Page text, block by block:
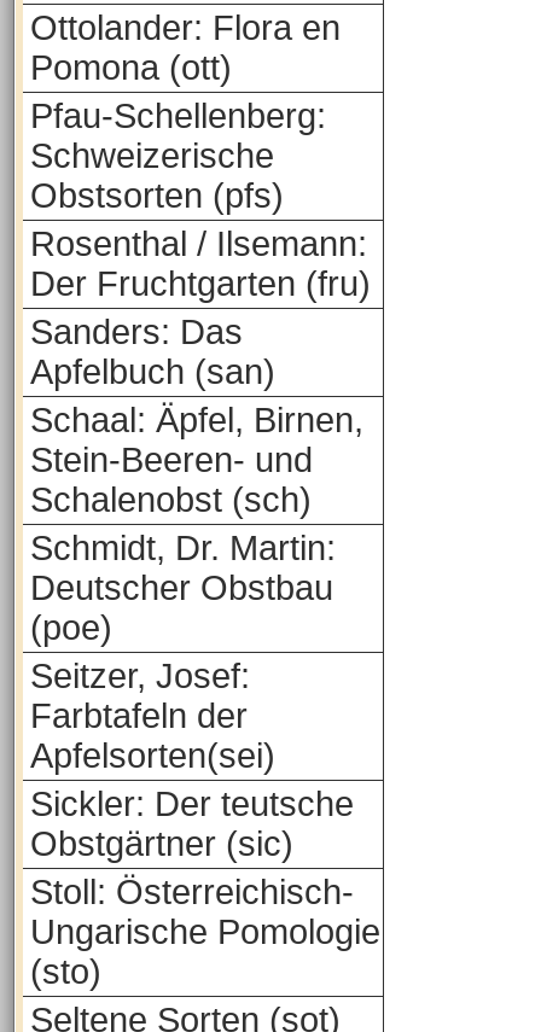
Ottolander: Flora en
Pomona (ott)
Pfau-Schellenberg:
Schweizerische
Obstsorten (pfs)
Rosenthal / Ilsemann:
Der Fruchtgarten (fru)
Sanders: Das
Apfelbuch (san)
Schaal: Äpfel, Birnen,
Stein-Beeren- und
Schalenobst (sch)
Schmidt, Dr. Martin:
Deutscher Obstbau
(poe)
Seitzer, Josef:
Farbtafeln der
Apfelsorten(sei)
Sickler: Der teutsche
Obstgärtner (sic)
Stoll: Österreichisch-
Ungarische Pomologie
(sto)
Seltene Sorten (sot)